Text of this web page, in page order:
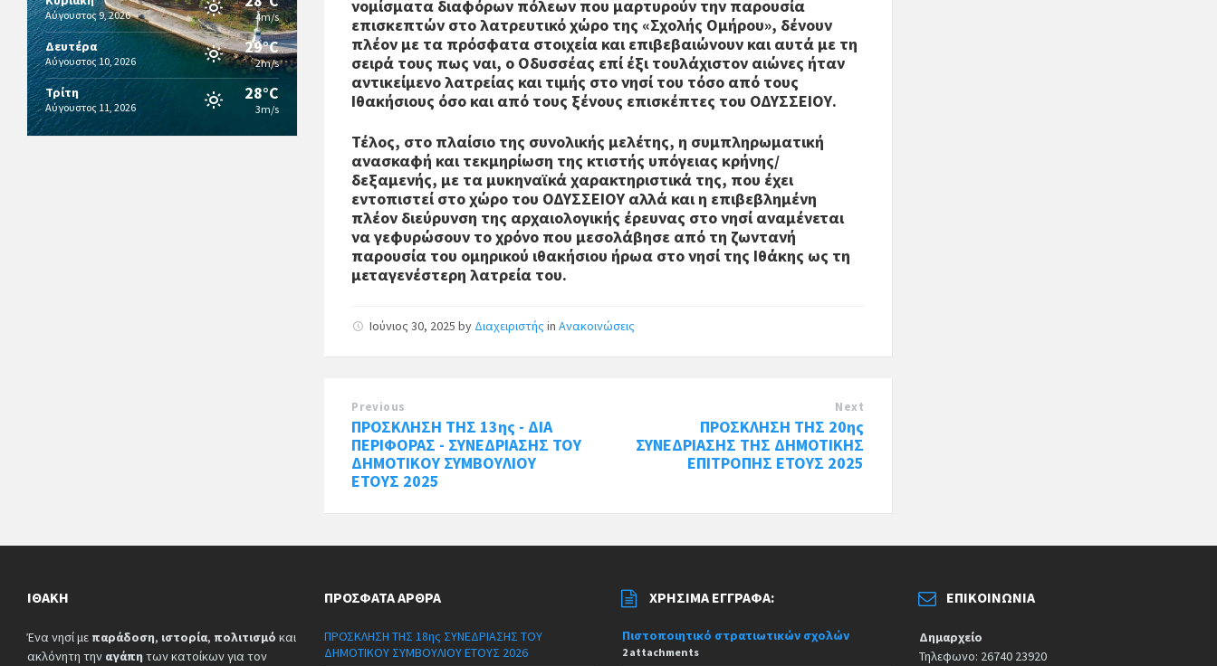
νομίσματα διαφόρων πόλεων που μαρτυρούν την παρουσία
επισκεπτών στο λατρευτικό χώρο της «Σχολής Ομήρου», δένουν
πλέον με τα πρόσφατα στοιχεία και επιβεβαιώνουν και αυτά με τη
σειρά τους πως ναι, ο Οδυσσέας επί έξι τουλάχιστον αιώνες ήταν
αντικείμενο λατρείας και τιμής στο νησί του τόσο από τους
Ιθακήσιους όσο και από τους ξένους επισκέπτες του ΟΔΥΣΣΕΙΟΥ.
Τέλος, στο πλαίσιο της συνολικής μελέτης, η συμπληρωματική
ανασκαφή και τεκμηρίωση της κτιστής υπόγειας κρήνης/
δεξαμενής, με τα μυκηναϊκά χαρακτηριστικά της, που έχει
εντοπιστεί στο χώρο του ΟΔΥΣΣΕΙΟΥ αλλά και η επιβεβλημένη
πλέον διεύρυνση της αρχαιολογικής έρευνας στο νησί αναμένεται
να γεφυρώσουν το χρόνο που μεσολάβησε από τη ζωντανή
παρουσία του ομηρικού ιθακήσιου ήρωα στο νησί της Ιθάκης ως τη
μεταγενέστερη λατρεία του.
Ιούνιος 30, 2025by Διαχειριστής inΑνακοινώσεις
Previous
ΠΡΟΣΚΛΗΣΗ ΤΗΣ 13ης - ΔΙΑ
ΠΕΡΙΦΟΡΑΣ - ΣΥΝΕΔΡΙΑΣΗΣ ΤΟΥ
ΔΗΜΟΤΙΚΟΥ ΣΥΜΒΟΥΛΙΟΥ
ΕΤΟΥΣ 2025
Next
ΠΡΟΣΚΛΗΣΗ ΤΗΣ 20ης
ΣΥΝΕΔΡΙΑΣΗΣ ΤΗΣ ΔΗΜΟΤΙΚΗΣ
ΕΠΙΤΡΟΠΗΣ ΕΤΟΥΣ 2025
Αύγουστος 9, 2026 4m/s
Δευτέρα
Αύγουστος 10, 2026
29°C
2m/s
Τρίτη
Αύγουστος 11, 2026
28°C
3m/s
ΙΘΆΚΗ
Ένα νησί με παράδοση, ιστορία, πολιτισμό και
ακλόνητη την αγάπη των κατοίκων για τον
ΠΡΌΣΦΑΤΑ ΆΡΘΡΑ
ΠΡΟΣΚΛΗΣΗ ΤΗΣ 18ης ΣΥΝΕΔΡΙΑΣΗΣ ΤΟΥ
ΔΗΜΟΤΙΚΟΥ ΣΥΜΒΟΥΛΙΟΥ ΕΤΟΥΣ 2026
ΧΡΉΣΙΜΑ ΈΓΓΡΑΦΑ:
Πιστοποιητικό στρατιωτικών σχολών
2 attachments
ΕΠΙΚΟΙΝΩΝΊΑ
Δημαρχείο
Τηλεφωνο: 26740 23920